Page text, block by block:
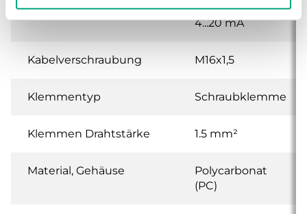
Analogausgänge (AO)
0...10 V oder
4...20 mA
Kabelverschraubung M16x1,5
Klemmentyp Schraubklemme
Klemmen Drahtstärke 1.5 mm²
Material, Gehäuse
Polycarbonat
(PC)